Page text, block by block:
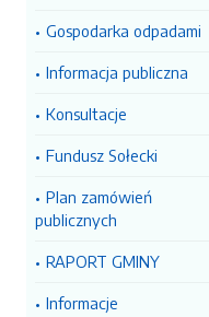
Gospodarka odpadami
Informacja publiczna
Konsultacje
Fundusz Sołecki
Plan zamówień
publicznych
RAPORT GMINY
Informacje